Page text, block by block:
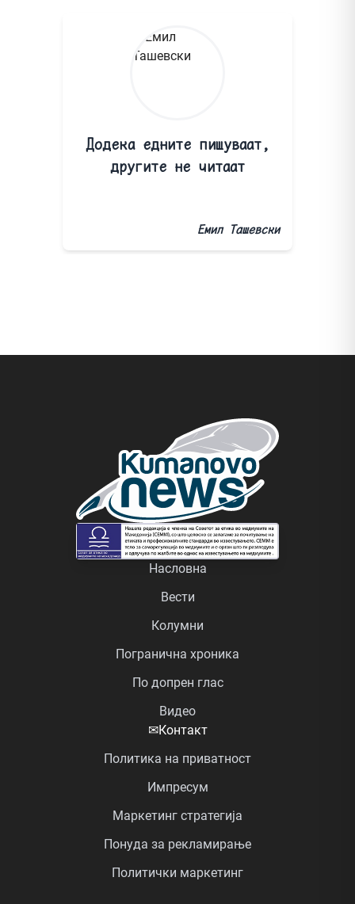
Додека едните пишуваат,
другите не читаат
Емил Ташевски
Насловна
Вести
Колумни
Погранична хроника
По допрен глас
Видео
✉Контакт
Политика на приватност
Импресум
Маркетинг стратегија
Понуда за рекламирање
Политички маркетинг